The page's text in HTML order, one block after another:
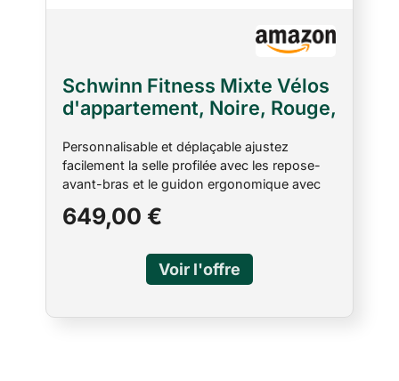
Schwinn Fitness Mixte Vélos
d'appartement, Noire, Rouge,
Personnalisable et déplaçable ajustez
facilement la selle profilée avec les repose-
avant-bras et le guidon ergonomique avec
bouteille surdimensionné, manivelles 3
Explorez le monde synchronisez vous avec
l'application gratuite explore the world
649,00 €